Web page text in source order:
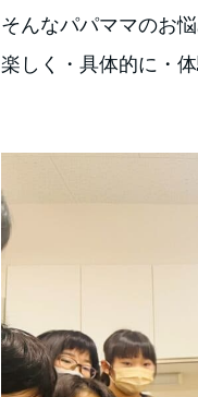
そんなパパママのお悩
楽しく・具体的に・